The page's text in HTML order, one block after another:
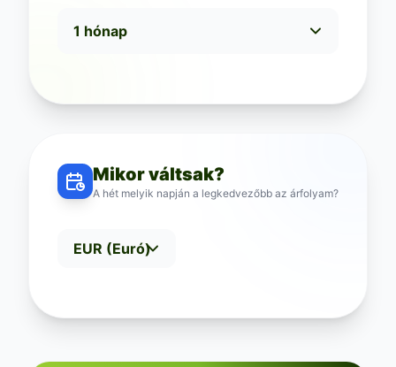
Mikor váltsak?
A hét melyik napján a legkedvezőbb az árfolyam?